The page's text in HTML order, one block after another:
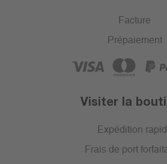
Facture
Prépaiement
Visiter la
Expédition
Frais de port